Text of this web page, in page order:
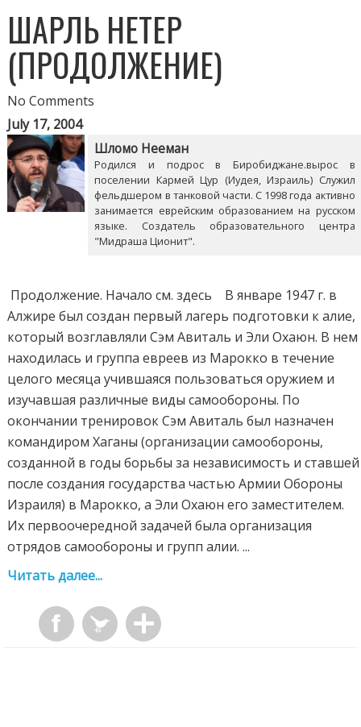
ШАРЛЬ НЕТЕР
(ПРОДОЛЖЕНИЕ)
No Comments
July 17, 2004
Шломо Нееман
Родился и подрос в Биробиджане.вырос в
поселении Кармей Цур (Иудея, Израиль) Служил
фельдшером в танковой части. С 1998 года активно
занимается еврейским образованием на русском
языке. Создатель образовательного центра
"Мидраша Ционит".
Продолжение. Начало см. здесь В январе 1947 г. в
Алжире был создан первый лагерь подготовки к алие,
который возглавляли Сэм Авиталь и Эли Охаюн. В нем
находилась и группа евреев из Марокко в течение
целого месяца учившаяся пользоваться оружием и
изучавшая различные виды самообороны. По
окончании тренировок Сэм Авиталь был назначен
командиром Хаганы (организации самообороны,
созданной в годы борьбы за независимость и ставшей
после создания государства частью Армии Обороны
Израиля) в Марокко, а Эли Охаюн его заместителем.
Их первоочередной задачей была организация
отрядов самообороны и групп алии. ...
Читать далее...